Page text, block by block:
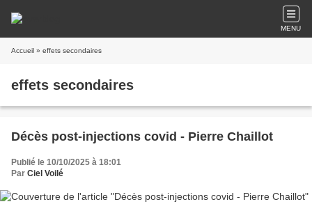
MENU
Accueil » effets secondaires
effets secondaires
Décès post-injections covid - Pierre Chaillot
Publié le 10/10/2025 à 18:01
Par Ciel Voilé